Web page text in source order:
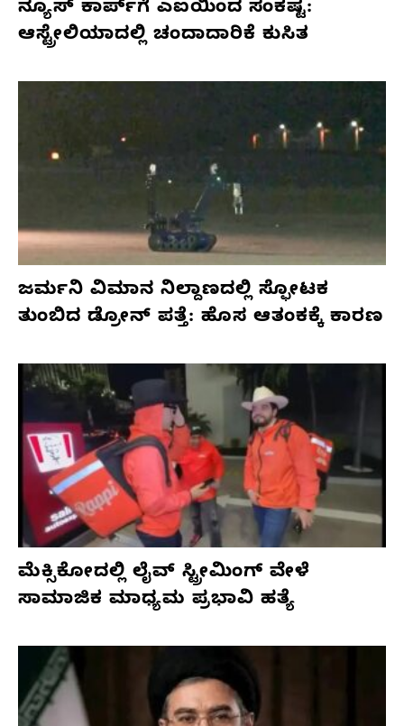
ನ್ಯೂಸ್ ಕಾರ್ಪ್‌ಗೆ ಎಐಯಿಂದ ಸಂಕಷ್ಟ:
ಆಸ್ಟ್ರೇಲಿಯಾದಲ್ಲಿ ಚಂದಾದಾರಿಕೆ ಕುಸಿತ
ಜರ್ಮನಿ ವಿಮಾನ ನಿಲ್ದಾಣದಲ್ಲಿ ಸ್ಫೋಟಕ
ತುಂಬಿದ ಡ್ರೋನ್ ಪತ್ತೆ: ಹೊಸ ಆತಂಕಕ್ಕೆ ಕಾರಣ
ಮೆಕ್ಸಿಕೋದಲ್ಲಿ ಲೈವ್ ಸ್ಟ್ರೀಮಿಂಗ್ ವೇಳೆ
ಸಾಮಾಜಿಕ ಮಾಧ್ಯಮ ಪ್ರಭಾವಿ ಹತ್ಯೆ